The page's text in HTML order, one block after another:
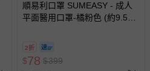
順易利口罩 SUMEASY - 成人
平面醫用口罩-橘粉色 (約9.5cm
2折
$78 $399